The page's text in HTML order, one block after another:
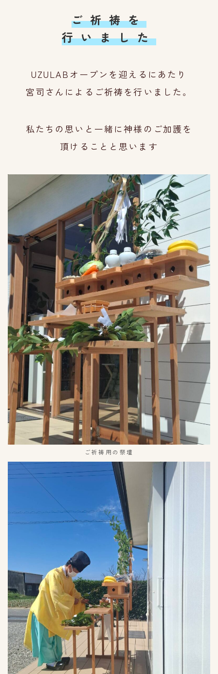
ご祈祷を
行いました
UZULABオープンを迎えるにあたり
宮司さんによるご祈祷を行いました。
私たちの思いと一緒に神様のご加護を
頂けることと思います
ご祈祷用の祭壇